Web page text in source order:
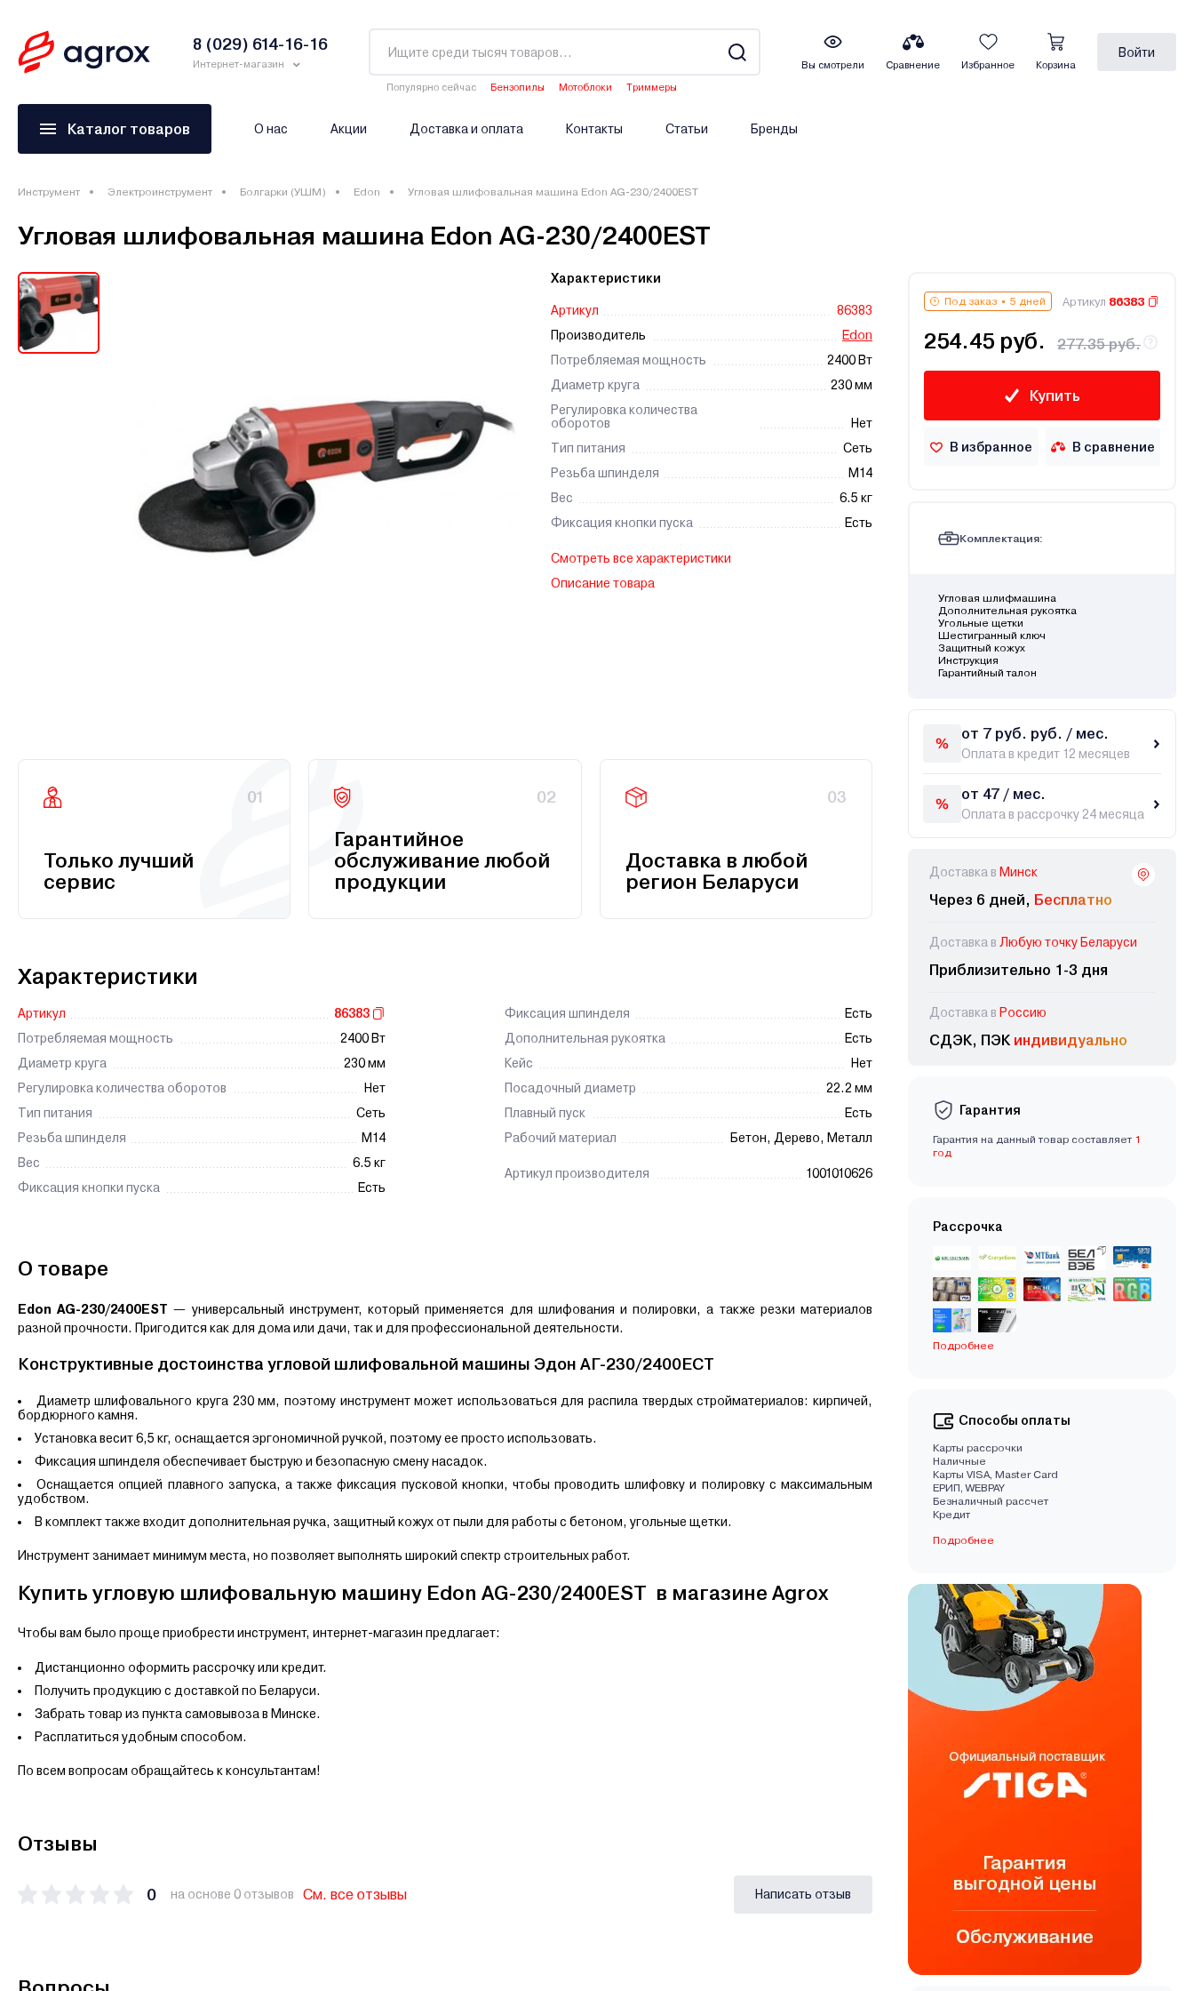
8 (029) 614-16-16
Интернет-магазин
Популярно сейчас Бензопилы Мотоблоки
Триммеры
Вы смотрели Сравнение Избранное Корзина
Войти
Каталог товаров О нас Акции Доставка и оплата Контакты Статьи Бренды
Инструмент Электроинструмент Болгарки (УШМ) Edon Угловая шлифовальная машина Edon AG-230/2400EST
Угловая шлифовальная машина Edon AG-230/2400EST
Характеристики
Артикул
86383
Производитель
Edon
Потребляемая мощность
2400 Вт
Диаметр круга
230 мм
Регулировка количества
оборотов
Нет
Тип питания
Сеть
Резьба шпинделя
М14
Вес
6.5 кг
Фиксация кнопки пуска
Есть
Смотреть все характеристики
Описание товара
01
Только лучший
сервис
02
Гарантийное
обслуживание любой
продукции
03
Доставка в любой
регион Беларуси
Характеристики
Артикул
86383
Потребляемая мощность
2400 Вт
Диаметр круга
230 мм
Регулировка количества оборотов
Нет
Тип питания
Сеть
Резьба шпинделя
М14
Вес
6.5 кг
Фиксация кнопки пуска
Есть
Фиксация шпинделя
Есть
Дополнительная рукоятка
Есть
Кейс
Нет
Посадочный диаметр
22.2 мм
Плавный пуск
Есть
Рабочий материал
Бетон, Дерево, Металл
Артикул производителя 1001010626
О товаре
Edon AG-230/2400EST — универсальный инструмент, который применяется для шлифования и полировки, а также резки материалов
разной прочности. Пригодится как для дома или дачи, так и для профессиональной деятельности.
Конструктивные достоинства угловой шлифовальной машины Эдон АГ-230/2400ЕСТ
Диаметр шлифовального круга 230 мм, поэтому инструмент может использоваться для распила твердых стройматериалов: кирпичей,
бордюрного камня.
Установка весит 6,5 кг, оснащается эргономичной ручкой, поэтому ее просто использовать.
Фиксация шпинделя обеспечивает быструю и безопасную смену насадок.
Оснащается опцией плавного запуска, а также фиксация пусковой кнопки, чтобы проводить шлифовку и полировку с максимальным
удобством.
В комплект также входит дополнительная ручка, защитный кожух от пыли для работы с бетоном, угольные щетки.
Инструмент занимает минимум места, но позволяет выполнять широкий спектр строительных работ.
Купить угловую шлифовальную машину Edon AG-230/2400EST в магазине Agrox
Чтобы вам было проще приобрести инструмент, интернет-магазин предлагает:
Дистанционно оформить рассрочку или кредит.
Получить продукцию с доставкой по Беларуси.
Забрать товар из пункта самовывоза в Минске.
Расплатиться удобным способом.
По всем вопросам обращайтесь к консультантам!
Отзывы
0 на основе 0 отзывов См. все отзывы Написать отзыв
Под заказ 5 дней Артикул 86383
254.45 руб. 277.35 руб.
Купить
В избранное В сравнение
Комплектация:
Угловая шлифмашина
Дополнительная рукоятка
Угольные щетки
Шестигранный ключ
Защитный кожух
Инструкция
Гарантийный талон
от 7 руб. руб. / мес.
Оплата в кредит 12 месяцев
от 47 / мес.
Оплата в рассрочку 24 месяца
Доставка в Минск
Через 6 дней, Бесплатно
Доставка в Любую точку Беларуси
Приблизительно 1-3 дня
Доставка в Россию
СДЭК, ПЭК индивидуально
Гарантия
Гарантия на данный товар составляет 1
год
Рассрочка
Подробнее
Способы оплаты
Карты рассрочки
Наличные
Карты VISA, Master Card
EРИП, WEBPAY
Безналичный рассчет
Кредит
Подробнее